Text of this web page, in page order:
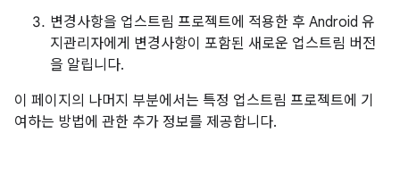
변경사항을 업스트림 프로젝트에 적용한 후 Android 유
지관리자에게 변경사항이 포함된 새로운 업스트림 버전
을 알립니다.
이 페이지의 나머지 부분에서는 특정 업스트림 프로젝트에 기
여하는 방법에 관한 추가 정보를 제공합니다.